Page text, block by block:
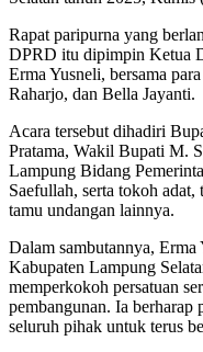
Rapat paripurna yang
DPRD itu dipimpin Ketua
Erma Yusneli, bersama
Raharjo, dan Bella Jayanti.
Acara tersebut dihadiri
Pratama, Wakil Bupati M.
Lampung Bidang
Saefullah, serta tokoh
tamu undangan lainnya.
Dalam sambutannya,
Kabupaten Lampung
memperkokoh persatuan
pembangunan. Ia
seluruh pihak untuk terus